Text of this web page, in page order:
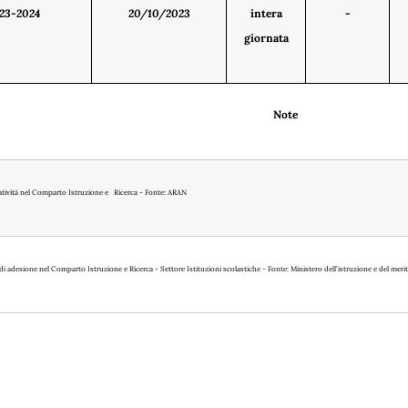
2024 20/10/2023
intera
giornata
-
Note
nel Comparto Istruzione e Ricerca - Fonte: ARAN
di adesione nel Comparto Istruzione e Ricerca - Settore Istituzioni scolastiche - Fonte: Ministero dell'istruzione e del